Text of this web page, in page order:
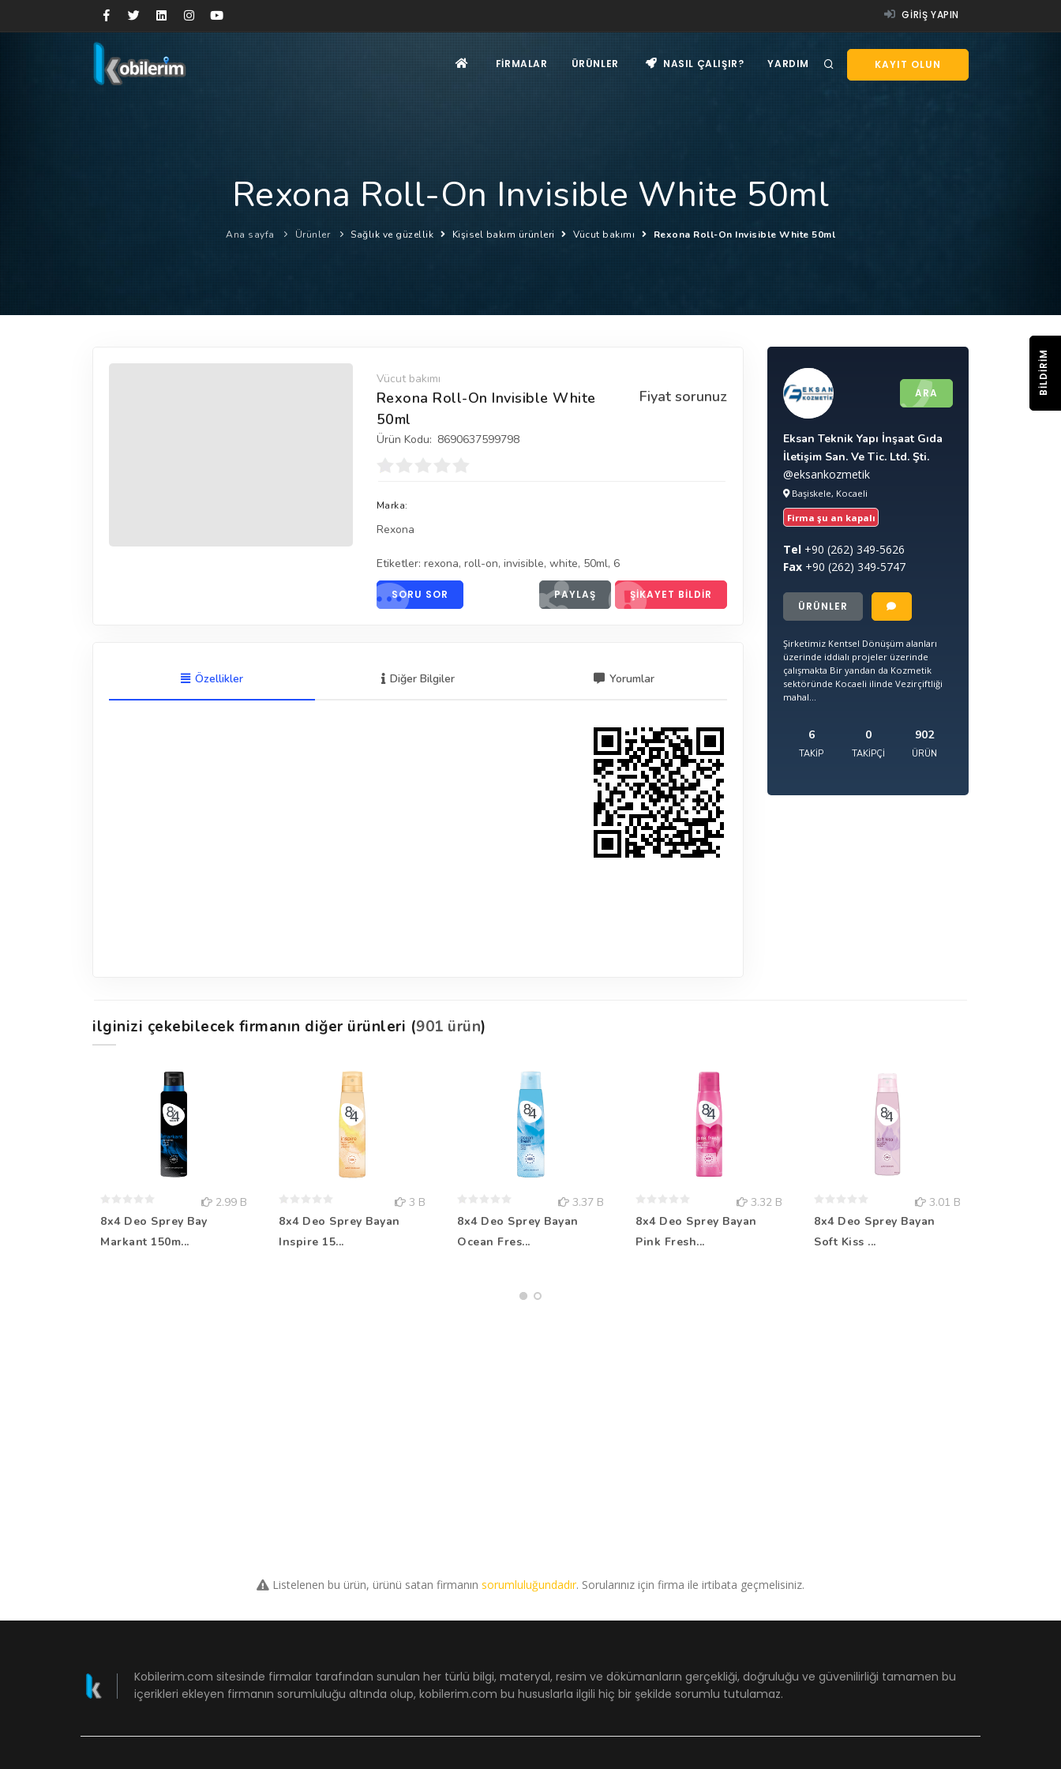
GIRIŞ YAPIN
KAYIT OLUN
FIRMALAR ÜRÜNLER NASIL ÇALIŞIR? YARDIM
Rexona Roll-On Invisible White 50ml
Ana sayfa Ürünler Sağlık ve güzellik Kişisel bakım ürünleri Vücut bakımı Rexona Roll-On Invisible White 50ml
Vücut bakımı
Fiyat sorunuz
Rexona Roll-On Invisible White
50ml
Ürün Kodu: 8690637599798
Marka:
Rexona
Etiketler: rexona, roll-on, invisible, white, 50ml, 6
SORU SOR PAYLAŞ ŞIKAYET BILDIR
Özellikler Diğer Bilgiler Yorumlar
ARA
Eksan Teknik Yapı İnşaat Gıda
İletişim San. Ve Tic. Ltd. Şti.
@eksankozmetik
Başiskele, Kocaeli
Firma şu an kapalı
Tel +90 (262) 349-5626
Fax +90 (262) 349-5747
ÜRÜNLER
Şirketimiz Kentsel Dönüşüm alanları
üzerinde iddialı projeler üzerinde
çalışmakta Bir yandan da Kozmetik
sektöründe Kocaeli ilinde Vezirçiftliği
mahal...
6
TAKIP
0
TAKIPÇI
902
ÜRÜN
ilginizi çekebilecek firmanın diğer ürünleri (901 ürün)
2.99 B
8x4 Deo Sprey Bay
Markant 150m...
3 B
8x4 Deo Sprey Bayan
Inspire 15...
3.37 B
8x4 Deo Sprey Bayan
Ocean Fres...
3.32 B
8x4 Deo Sprey Bayan
Pink Fresh...
3.01 B
8x4 Deo Sprey Bayan
Soft Kiss ...
Listelenen bu ürün, ürünü satan firmanın sorumluluğundadır. Sorularınız için firma ile irtibata geçmelisiniz.
Kobilerim.com sitesinde firmalar tarafından sunulan her türlü bilgi, materyal, resim ve dökümanların gerçekliği, doğruluğu ve güvenilirliği tamamen bu
içerikleri ekleyen firmanın sorumluluğu altında olup, kobilerim.com bu hususlarla ilgili hiç bir şekilde sorumlu tutulamaz.
BILDIRIM